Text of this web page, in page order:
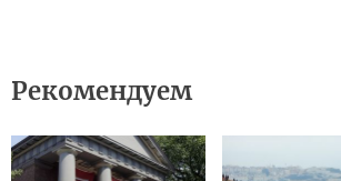
Рекомендуем